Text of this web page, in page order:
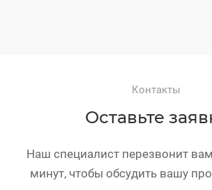
Контакты
Оставьте
Наш специалист перезвонит
минут, чтобы обсудить вашу